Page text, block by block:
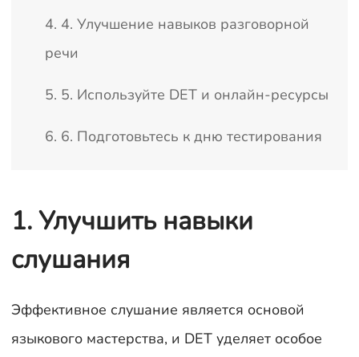
4. 4. Улучшение навыков разговорной
речи
5. 5. Используйте DET и онлайн-ресурсы
6. 6. Подготовьтесь к дню тестирования
1. Улучшить навыки
слушания
Эффективное слушание является основой
языкового мастерства, и DET уделяет особое